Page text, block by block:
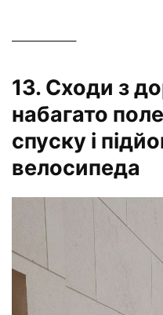
—————–
13. Сходи з
набагато
спуску і
велосипеда